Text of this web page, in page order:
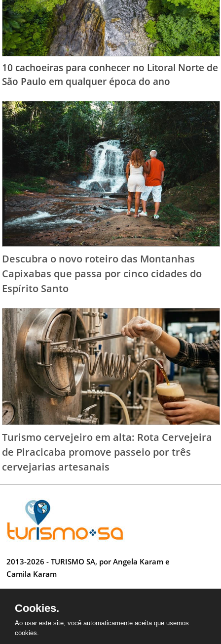
10 cachoeiras para conhecer no Litoral Norte de
São Paulo em qualquer época do ano
Descubra o novo roteiro das Montanhas
Capixabas que passa por cinco cidades do
Espírito Santo
Turismo cervejeiro em alta: Rota Cervejeira
de Piracicaba promove passeio por três
cervejarias artesanais
2013-2026 - TURISMO SA, por Angela Karam e
Camila Karam
Desenvolvido por Anderson Luiz
Cookies.
Ao usar este site, você automaticamente aceita que usemos
cookies.